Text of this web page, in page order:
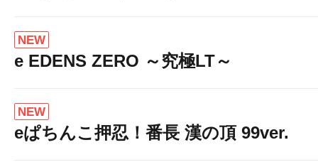
NEW
e EDENS ZERO ～究極LT～
NEW
eぱちんこ押忍！番長 漢の頂 99ver.